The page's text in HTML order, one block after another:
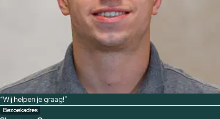
“Wij helpen je graag!”
Bezoekadres